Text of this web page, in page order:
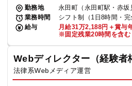
勤務地
永田町（永田町駅・赤坂
業務時間
シフト制（1日8時間・完
給与
月給31万2,188円＋賞与
※固定残業20時間を含む
Webディレクター（経験者
法律系Webメディア運営